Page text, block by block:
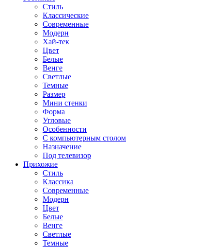
Стиль
Классические
Современные
Модерн
Хай-тек
Цвет
Белые
Венге
Светлые
Темные
Размер
Мини стенки
Форма
Угловые
Особенности
С компьютерным столом
Назначение
Под телевизор
Прихожие
Стиль
Классика
Современные
Модерн
Цвет
Белые
Венге
Светлые
Темные